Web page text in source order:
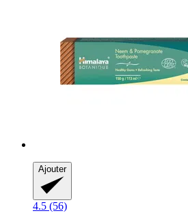
Ajouter
4.5 (56)